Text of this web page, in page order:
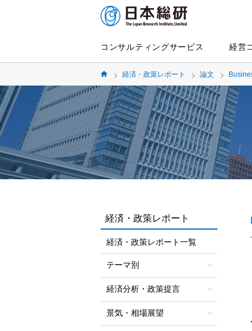
コンサルティングサービス 経営
経済・政策レポート 論文
経済・政策レポート
経済・政策レポート一覧
テーマ別
経済分析・政策提言
景気・相場展望